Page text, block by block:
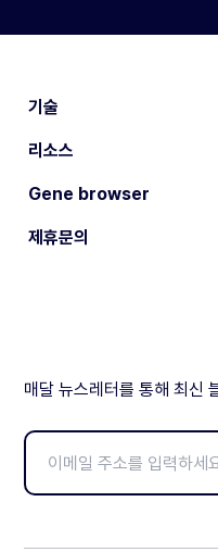
기술
리소스
Gene browser
제휴문의
매달 뉴스레터를 통해 최신